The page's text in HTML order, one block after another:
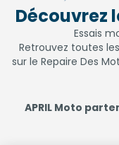
Découvrez
Essais
Retrouvez toutes
sur le Repaire Des
APRIL Moto